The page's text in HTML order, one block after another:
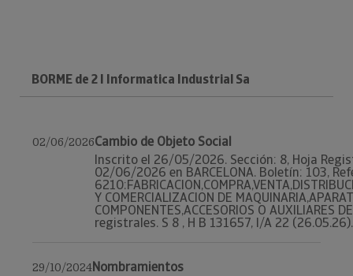
BORME de 2 I Informatica Industrial Sa
02/06/2026Cambio de Objeto Social
Inscrito el 26/05/2026. Sección: 8, Hoja
02/06/2026 en BARCELONA. Boletín: 103,
Y COMERCIALIZACION DE
COMPONENTES,ACCESORIOS O AUXILIARES
registrales. S 8 , H B 131657, I/A 22 (26.05.26).
29/10/2024Nombramientos